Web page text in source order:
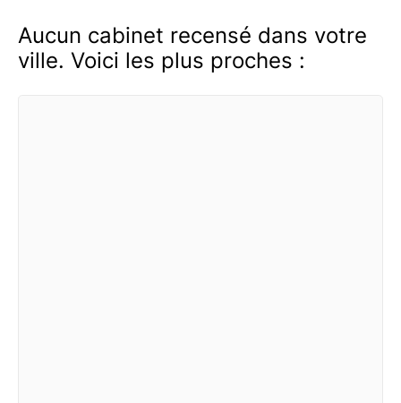
Aucun cabinet recensé dans votre
ville. Voici les plus proches :